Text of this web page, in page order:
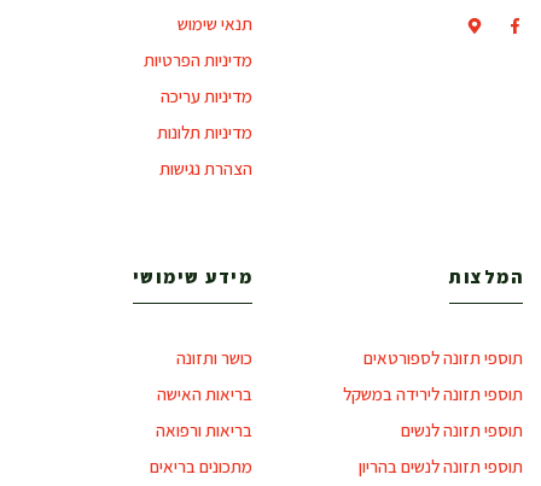
תנאי שימוש
מדיניות הפרטיות
מדיניות עריכה
מדיניות תלונות
הצהרת נגישות
המלצות
תוספי תזונה לספורטאים
תוספי תזונה לירידה במשקל
תוספי תזונה לנשים
תוספי תזונה לנשים בהריון
מידע שימושי
כושר ותזונה
בריאות האישה
בריאות ורפואה
מתכונים בריאים